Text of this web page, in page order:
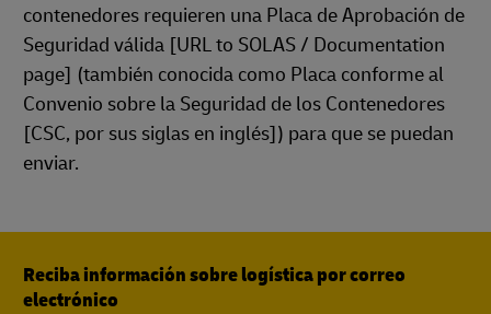
contenedores requieren una Placa de Aprobación de
Seguridad válida [URL to SOLAS / Documentation
page] (también conocida como Placa conforme al
Convenio sobre la Seguridad de los Contenedores
[CSC, por sus siglas en inglés]) para que se puedan
enviar.
Reciba información sobre logística por correo
electrónico